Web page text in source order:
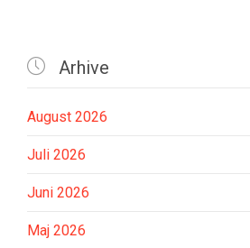
 Arhive
August 2026
Juli 2026
Juni 2026
Maj 2026